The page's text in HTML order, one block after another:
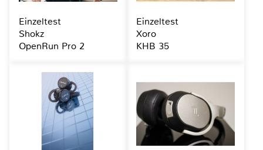
Einzeltest
Shokz
OpenRun Pro 2
Einzeltest
Xoro
KHB 35